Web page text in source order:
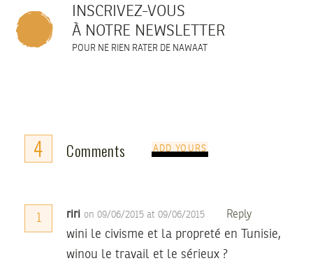
INSCRIVEZ-VOUS
À NOTRE NEWSLETTER
POUR NE RIEN RATER DE NAWAAT
4 Comments ADD YOURS
1 riri on 09/06/2015 at 09/06/2015 Reply
wini le civisme et la propreté en Tunisie,
winou le travail et le sérieux ?